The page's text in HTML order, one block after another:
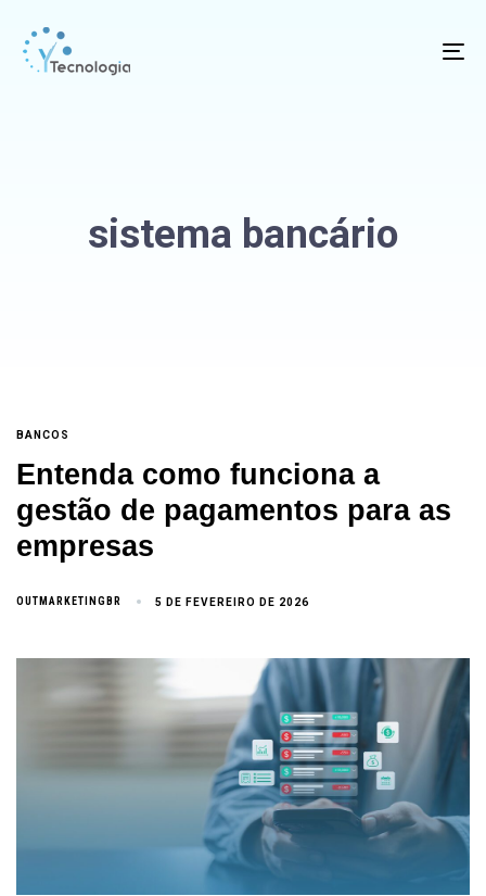
sistema bancário
BANCOS
Entenda como funciona a
gestão de pagamentos para as
empresas
OUTMARKETINGBR 5 DE FEVEREIRO DE 2026